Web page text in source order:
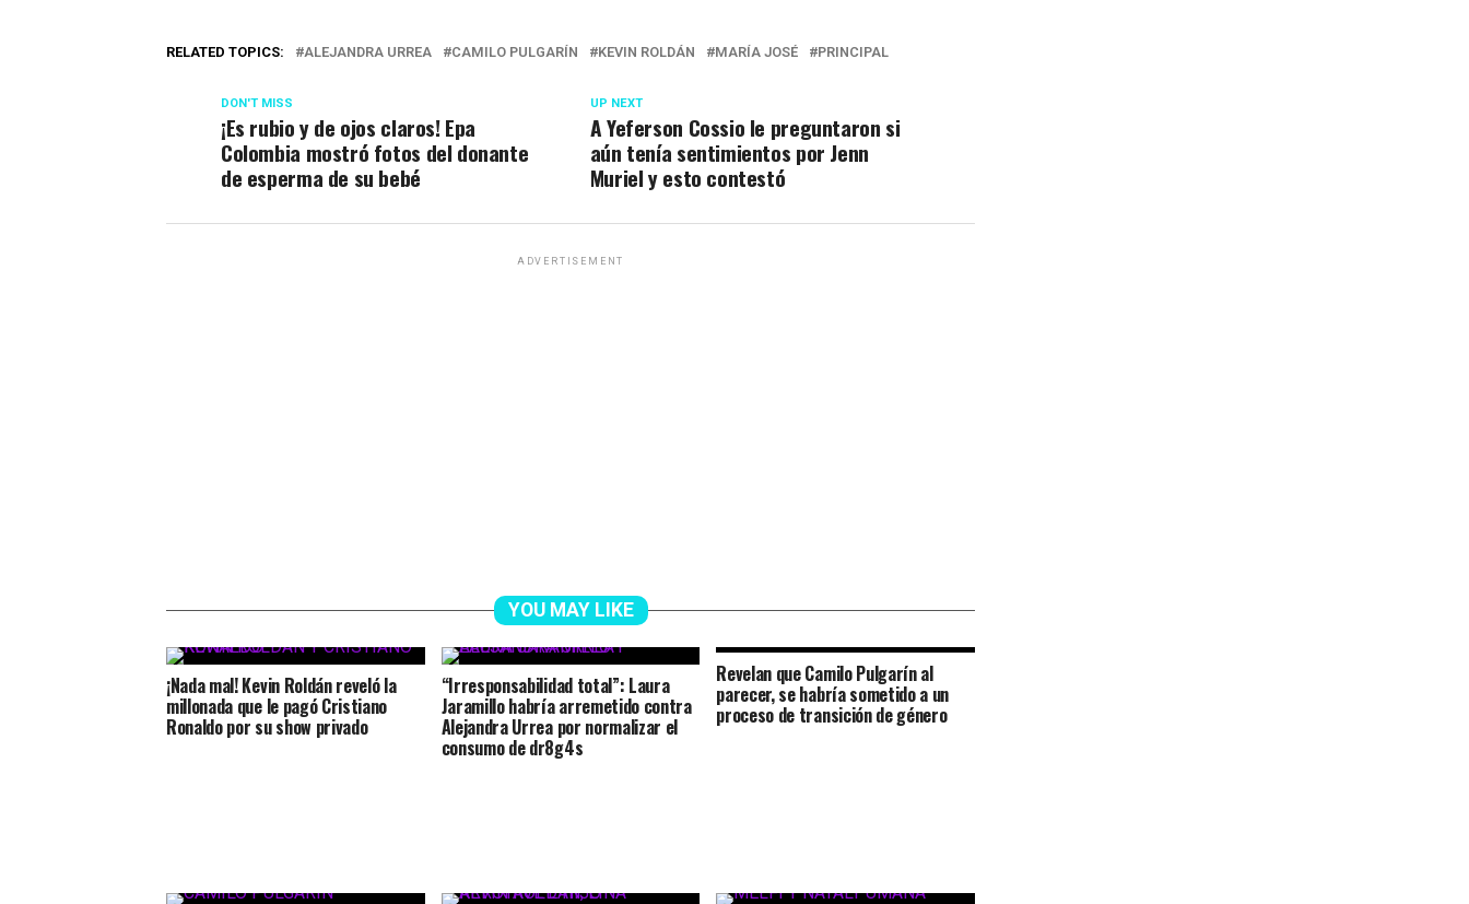
RELATED TOPICS: ALEJANDRA URREA CAMILO PULGARÍN KEVIN ROLDÁN MARÍA JOSÉ PRINCIPAL
UP NEXT
A Yeferson Cossio le preguntaron si
aún tenía sentimientos por Jenn
Muriel y esto contestó
DON'T MISS
¡Es rubio y de ojos claros! Epa
Colombia mostró fotos del donante
de esperma de su bebé
ADVERTISEMENT
YOU MAY LIKE
¡Nada mal! Kevin Roldán reveló la
millonada que le pagó Cristiano
Ronaldo por su show privado
“Irresponsabilidad total”: Laura
Jaramillo habría arremetido contra
Alejandra Urrea por normalizar el
consumo de dr8g4s
Revelan que Camilo Pulgarín al
parecer, se habría sometido a un
proceso de transición de género